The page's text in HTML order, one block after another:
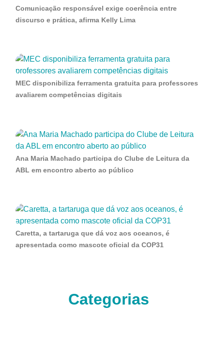
Comunicação responsável exige coerência entre
discurso e prática, afirma Kelly Lima
MEC disponibiliza ferramenta gratuita para professores
avaliarem competências digitais
Ana Maria Machado participa do Clube de Leitura da
ABL em encontro aberto ao público
Caretta, a tartaruga que dá voz aos oceanos, é
apresentada como mascote oficial da COP31
Categorias